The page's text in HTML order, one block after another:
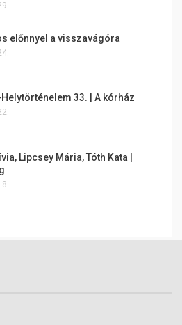
előnnyel a visszavágóra
33. | A kórház
Lipcsey Mária, Tóth Kata |